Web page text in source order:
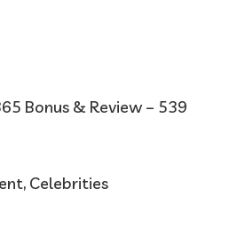
Bonus & Review – 539
Celebrities